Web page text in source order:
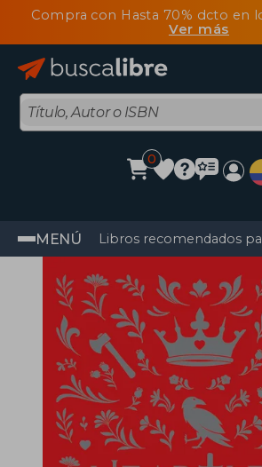
Compra con Hasta 70% dcto en
Ver más
0
MENÚ Libros recomendados